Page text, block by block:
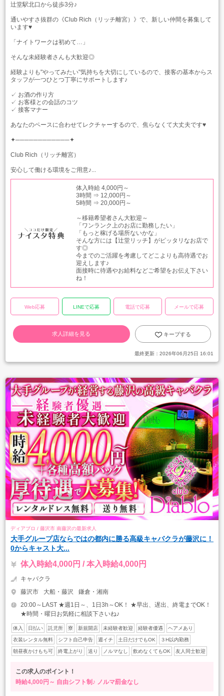
辻堂駅北口から徒歩3分♪
通いやすさ抜群の《Club Rich（リッチ離宮）》で、新しい仲間を募集して
います♥
「ナイトワークは初めて…」
そんな未経験者さんも大歓迎◎
経験よりも"やってみたい"気持ちを大切にしているので、接客の基本からス
タッフが一つひとつ丁寧にサポートします♪
✓ お酒の作り方
✓ お客様との会話のコツ
✓ 接客マナー
あなたのペースに合わせてレクチャーするので、焦らなくて大丈夫です♥
✦────────────✦
Club Rich（リッチ離宮）
安心して働ける環境をご用意♪...
体入時給 4,000円～
3時間 ⇒ 12,000円～
5時間 ⇒ 20,000円～
～移籍希望者さん大歓迎～
「ワンランク上のお店に勤務したい」
「もっと稼げる場所ないかな」
そんな方には【辻堂リッチ】がピッタリなお店で
す◎
今までのご活躍を考慮してどこよりも高待遇でお
迎えします♪
面接時に待遇やお給料などご希望をお伝え下さい
ね！
Web応募 LINEで応募 電話で応募 メールで応募
求人詳細を見る キープする
最終更新： 2026年06月25日 16:01
ディアブロ / 藤沢市 南藤沢の最新求人
大手グループ店ならではの都内に勝る高級キャバクラが藤沢に！
0からキャスト大...
体入時給4,000円 / 本入時給4,000円
キャバクラ
藤沢市
大船・藤沢
鎌倉・湘南
20:00～LAST ★週1日～、1日3h～OK！ ★早出、遅出、終電までOK！
★時間・曜日お気軽に相談下さいね♪
体入 日払い 託児所 寮 新規開店 未経験者歓迎 経験者優遇 ヘアメあり
衣装レンタル無料 シフト自己申告 週イチ 土日だけでもOK ３H以内勤務
朝昼夜かけもち可 終電上がり 送り ノルマなし 飲めなくてもOK 友人同士歓迎
この求人のポイント！
時給4,000円～ 自由シフト制♪ ノルマ罰金なし